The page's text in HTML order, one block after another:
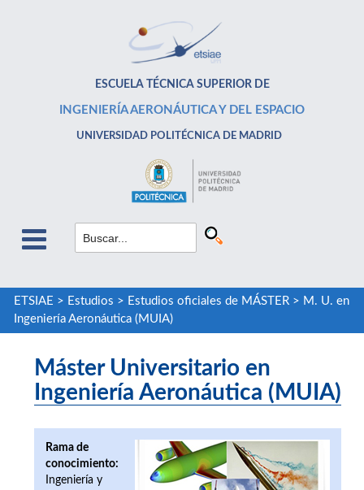
ESCUELA TÉCNICA SUPERIOR DE
INGENIERÍA AERONÁUTICA Y DEL ESPACIO
UNIVERSIDAD POLITÉCNICA DE MADRID
ETSIAE > Estudios > Estudios oficiales de MÁSTER> M. U. en
Ingeniería Aeronáutica (MUIA)
Máster Universitario en
Ingeniería Aeronáutica (MUIA)
Rama de
conocimiento:
Ingeniería y